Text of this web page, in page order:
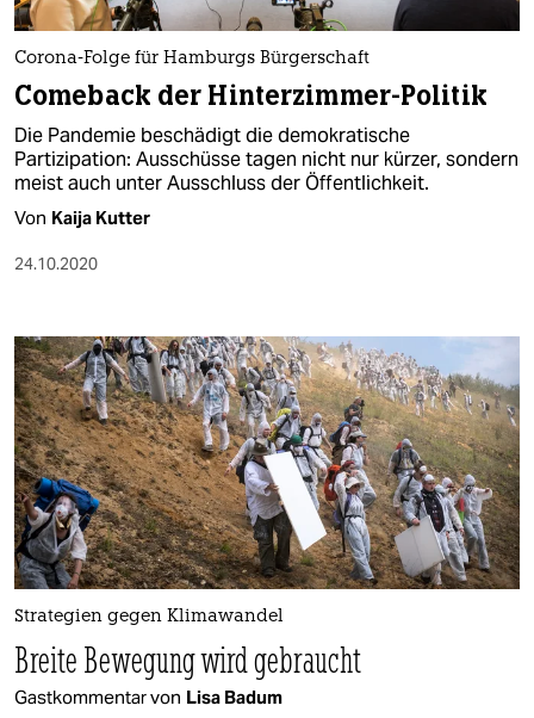
Corona-Folge für Hamburgs Bürgerschaft
Comeback der Hinterzimmer-Politik
Die Pandemie beschädigt die demokratische
Partizipation: Ausschüsse tagen nicht nur kürzer, sondern
meist auch unter Ausschluss der Öffentlichkeit.
Von Kaija Kutter
24.10.2020
Strategien gegen Klimawandel
Breite Bewegung wird gebraucht
Gastkommentar von Lisa Badum